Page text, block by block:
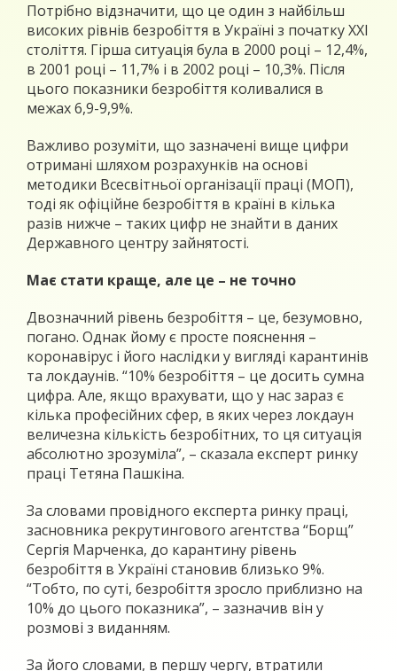
Потрібно відзначити, що це один з найбільш
високих рівнів безробіття в Україні з початку XXI
століття. Гірша ситуація була в 2000 році – 12,4%,
в 2001 році – 11,7% і в 2002 році – 10,3%. Після
цього показники безробіття коливалися в
межах 6,9-9,9%.
Важливо розуміти, що зазначені вище цифри
отримані шляхом розрахунків на основі
методики Всесвітньої організації праці (МОП),
тоді як офіційне безробіття в країні в кілька
разів нижче – таких цифр не знайти в даних
Державного центру зайнятості.
Має стати краще, але це – не точно
Двозначний рівень безробіття – це, безумовно,
погано. Однак йому є просте пояснення –
коронавірус і його наслідки у вигляді карантинів
та локдаунів. “10% безробіття – це досить сумна
цифра. Але, якщо врахувати, що у нас зараз є
кілька професійних сфер, в яких через локдаун
величезна кількість безробітних, то ця ситуація
абсолютно зрозуміла”, – сказала експерт ринку
праці Тетяна Пашкіна.
За словами провідного експерта ринку праці,
засновника рекрутингового агентства “Борщ”
Сергія Марченка, до карантину рівень
безробіття в Україні становив близько 9%.
“Тобто, по суті, безробіття зросло приблизно на
10% до цього показника”, – зазначив він у
розмові з виданням.
За його словами, в першу чергу, втратили